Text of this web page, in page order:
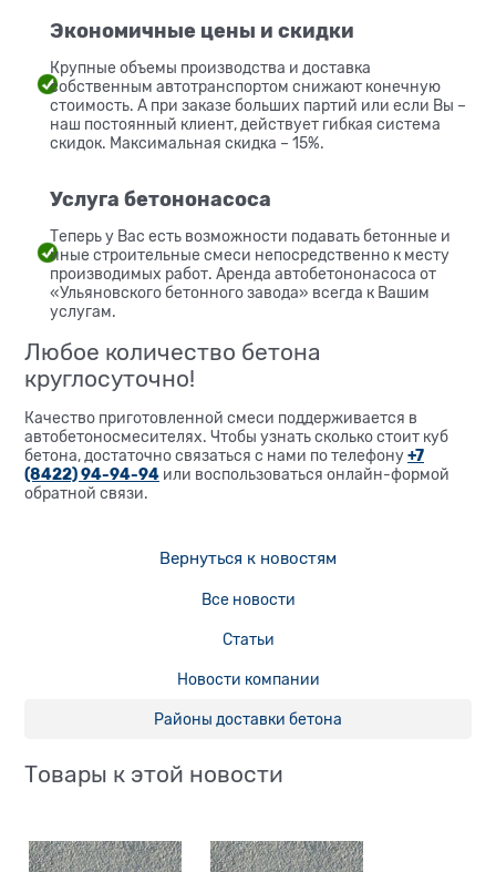
Экономичные цены и скидки
Крупные объемы производства и доставка
собственным автотранспортом снижают конечную
стоимость. А при заказе больших партий или если Вы –
наш постоянный клиент, действует гибкая система
скидок. Максимальная скидка – 15%.
Услуга бетононасоса
Теперь у Вас есть возможности подавать бетонные и
иные строительные смеси непосредственно к месту
производимых работ. Аренда автобетононасоса от
«Ульяновского бетонного завода» всегда к Вашим
услугам.
Любое количество бетона
круглосуточно!
Качество приготовленной смеси поддерживается в
автобетоносмесителях. Чтобы узнать сколько стоит куб
бетона, достаточно связаться с нами по телефону+7
(8422) 94-94-94 или воспользоваться онлайн-формой
обратной связи.
Вернуться к новостям
Все новости
Статьи
Новости компании
Районы доставки бетона
Товары к этой новости